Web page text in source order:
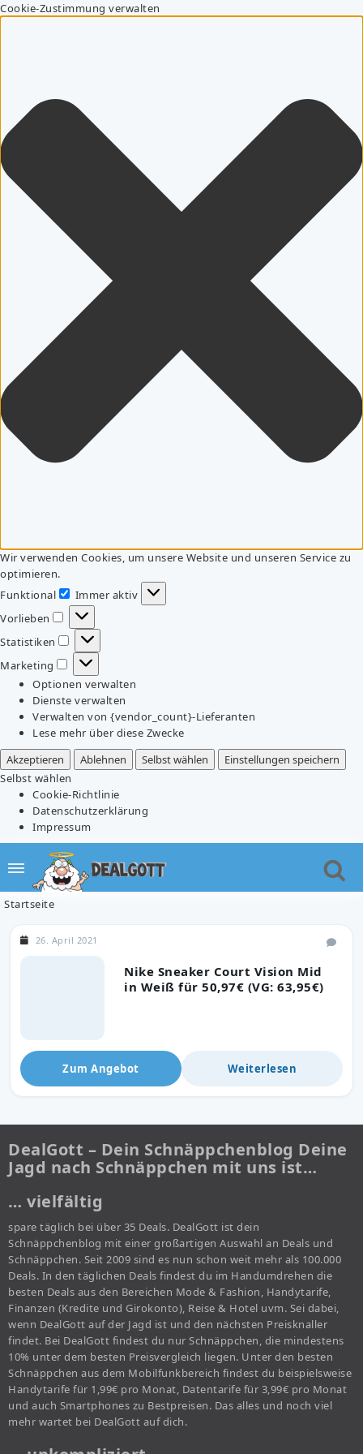
Cookie-Zustimmung verwalten
Wir verwenden Cookies, um unsere Website und unseren Service zu
optimieren.
Funktional
Funktional
Immer aktiv
Vorlieben
Vorlieben
Statistiken
Statistiken
Marketing
Marketing
Optionen verwalten
Dienste verwalten
Verwalten von {vendor_count}-Lieferanten
Lese mehr über diese Zwecke
Akzeptieren
Ablehnen Selbst wählen
Einstellungen speichern
Selbst wählen
Cookie-Richtlinie
Datenschutzerklärung
Impressum
Startseite
Nike Sneaker Court Vision Mid
in Weiß für 50,97€ (VG: 63,95€)
26. April 2021
Zum Angebot Weiterlesen
DealGott – Dein Schnäppchenblog Deine
Jagd nach Schnäppchen mit uns ist…
… vielfältig
spare täglich bei über 35 Deals. DealGott ist dein
Schnäppchenblog mit einer großartigen Auswahl an Deals und
Schnäppchen. Seit 2009 sind es nun schon weit mehr als 100.000
Deals. In den täglichen Deals findest du im Handumdrehen die
besten Deals aus den Bereichen Mode & Fashion, Handytarife,
Finanzen (Kredite und Girokonto), Reise & Hotel uvm. Sei dabei,
wenn DealGott auf der Jagd ist und den nächsten Preisknaller
findet. Bei DealGott findest du nur Schnäppchen, die mindestens
10% unter dem besten Preisvergleich liegen. Unter den besten
Schnäppchen aus dem Mobilfunkbereich findest du beispielsweise
Handytarife für 1,99€ pro Monat, Datentarife für 3,99€ pro Monat
und auch Smartphones zu Bestpreisen. Das alles und noch viel
mehr wartet bei DealGott auf dich.